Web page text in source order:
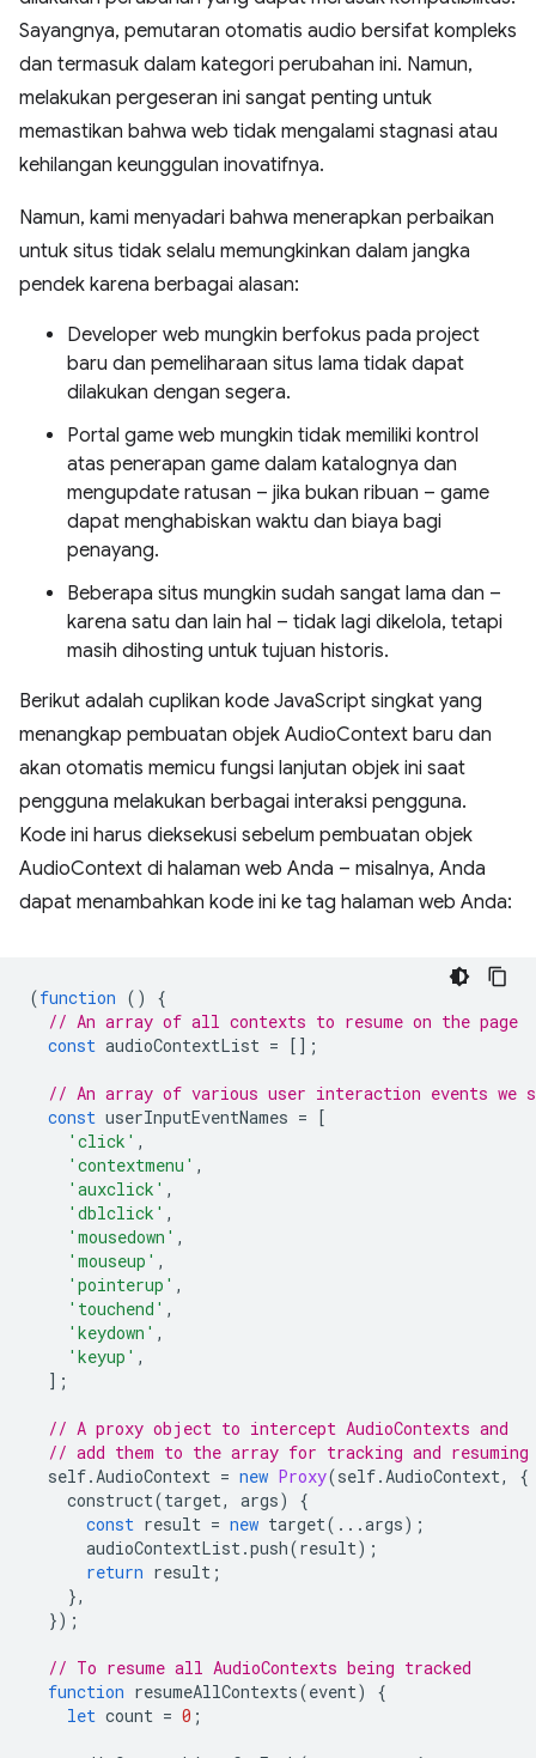
Sayangnya, pemutaran otomatis audio bersifat kompleks
dan termasuk dalam kategori perubahan ini. Namun,
melakukan pergeseran ini sangat penting untuk
memastikan bahwa web tidak mengalami stagnasi atau
kehilangan keunggulan inovatifnya.
Namun, kami menyadari bahwa menerapkan perbaikan
untuk situs tidak selalu memungkinkan dalam jangka
pendek karena berbagai alasan:
Developer web mungkin berfokus pada project
baru dan pemeliharaan situs lama tidak dapat
dilakukan dengan segera.
Portal game web mungkin tidak memiliki kontrol
atas penerapan game dalam katalognya dan
mengupdate ratusan – jika bukan ribuan – game
dapat menghabiskan waktu dan biaya bagi
penayang.
Beberapa situs mungkin sudah sangat lama dan –
karena satu dan lain hal – tidak lagi dikelola, tetapi
masih dihosting untuk tujuan historis.
Berikut adalah cuplikan kode JavaScript singkat yang
menangkap pembuatan objek AudioContext baru dan
akan otomatis memicu fungsi lanjutan objek ini saat
pengguna melakukan berbagai interaksi pengguna.
Kode ini harus dieksekusi sebelum pembuatan objek
AudioContext di halaman web Anda – misalnya, Anda
dapat menambahkan kode ini ke tag halaman web Anda:
(function ()
{
// An array of all contexts to resume on the page
const audioContextList = [];
// An array of various user interaction events we
const userInputEventNames = [
'click' ,
'contextmenu' ,
'auxclick' ,
'dblclick' ,
'mousedown' ,
'mouseup' ,
'pointerup' ,
'touchend' ,
'keydown' ,
'keyup' ,
];
// A proxy object to intercept AudioContexts and
// add them to the array for tracking and
self.AudioContext = new Proxy(self.AudioContext,
{
construct(target, args)
{
const result = new target(...args);
audioContextList.push(result);
return result ;
},
});
// To resume all AudioContexts being tracked
function resumeAllContexts(event)
{
let count = 0 ;